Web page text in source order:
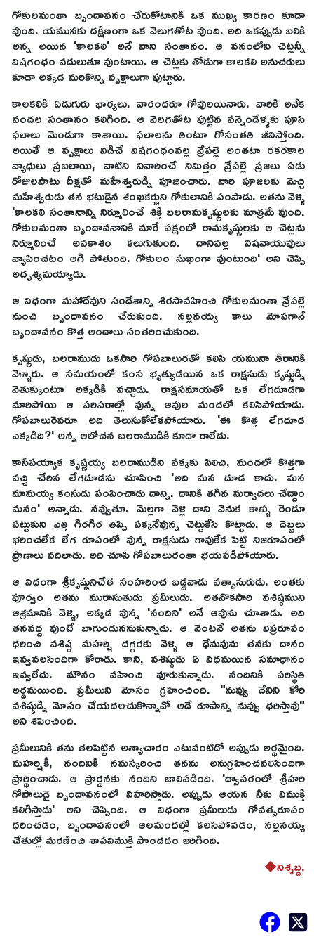
గోకులమంతా బృందావనం చేరుకోటానికి ఒక ముఖ్య కారణం కూడా
వుంది. యమునకు దక్షిణంగా ఒక వెలుగతోట వుంది. అది ఒకప్పుడు బలికి
అన్న అయిన 'కాలకలి' అనే వాని సంతానం. ఆ వనంలోని చెట్లన్నీ
విషగంధం వదులుతూ వుంటాయి. ఆ చెట్లకు తోడుగా కాలకలి అనుచరులు
కూడా అక్కడ మరికొన్ని వృక్షాలుగా పుట్టారు.
కాలకలికి ఏడుగురు భార్యలు. వారందరూ గోవులయినారు. వారికి అనేక
వందల సంతానం కలిగింది. ఆ వెలగతోట పుట్టిన పన్నెండేళ్ళకు పూసి
ఫలాలు మెండుగా కాశాయి. ఫలాలను తింటూ గోసంతతి జీవిస్తోంది.
అయితే ఆ వృక్షాలు విడిచే విషగంధంవల్ల వ్రేపల్లె అంతటా రకరకాల
వ్యాధులు ప్రబలాయి, వాటిని నివారించే నిమిత్తం వ్రేపల్లె ప్రజలు ఏడు
రోజులపాటు దీక్షతో మహేశ్వరుడ్ని పూజించారు. వారి పూజలకు మెచ్చి
మహేశ్వరుడు తన భటుడైన శంఖకర్ణుని గోకులానికి పంపాడు. అతను వెళ్ళి
'కాలకలి సంతానాన్ని నిర్మూలించే శక్తి బలరామకృష్ణులకు మాత్రమే వుంది.
గోకులమంతా బృందావనానికి మారే పక్షంలో రామకృష్ణులకు ఆ చెట్లను
నిర్మూలించే అవకాశం కలుగుతుంది. దానివల్ల విషవాయువులు
వ్యాపించటం ఆగి పోతుంది. గోకులం సుఖంగా వుంటుంది' అని చెప్పి
అదృశ్యమయ్యాడు.
ఆ విధంగా మహాదేవుని సందేశాన్ని శిరసావహించి గోకులమంతా వ్రేపల్లె
నుంచి బృందావనం చేరుకుంది. నల్లనయ్య కాలు మోపగానే
బృందావనం కొత్త అందాలు సంతరించుకుంది.
కృష్ణుడు, బలరాముడు ఒకసారి గోపబాలురతో కలిసి యమునా తీరానికి
వెళ్ళారు. ఆ సమయంలో కంస భృత్యుడయిన ఒక రాక్షసుడు కృష్ణుడ్ని
వెతుక్కుంటూ అక్కడికి వచ్చాడు. రాక్షసమాయతో ఒక లేగదూడగా
మారిపోయి ఆ పరిసరాల్లో వున్న ఆవుల మందలో కలిసిపోయాడు.
గోపబాలురెవరూ అది తెలుసుకోలేకపోయారు. 'ఈ కొత్త లేగదూడ
ఎక్కడిది?' అన్న ఆలోచన బలరాముడికి కూడా రాలేదు.
కాసేపయ్యాక కృష్ణయ్య బలరాముడిని పక్కకు పిలిచి, మందలో కొత్తగా
వచ్చి చేరిన లేగదూడను చూపించి 'అది మన దూడ కాదు. మన
మామయ్య కంసుడు పంపించాడు దాన్ని. దానికి తగిన మర్యాదలు చేద్దాం
మనం' అన్నాడు. నవ్వుతూ. మెల్లగా వెళ్లి దాని వెనుక కాళ్ళు రెండూ
పట్టుకుని ఎత్తి గిరగిర తిప్పి పక్కనేవున్న చెట్టుకేసి కొట్టాడు. ఆ దెబ్బలు
భరించలేక లేగ రూపంలో వున్న రాక్షసుడు గావుకేక పెట్టి నిజరూపంలో
ప్రాణాలు వదిలాడు. అది చూసి గోపబాలురంతా భయపడిపోయారు.
ఆ విధంగా శ్రీకృష్ణునిచేత సంహరించ బడ్డవాడు వత్సాసురుడు. అంతకు
పూర్వం అతను మురాసుతుడు ప్రమీలుడు. అతనొకసారి వశిష్ఠముని
ఆశ్రమానికి వెళ్ళి, అక్కడ వున్న 'నందిని' అనే ఆవును చూశాడు. అది
తనవద్ద వుంటే బాగుండుననుకున్నాడు. ఆ వెంటనే అతను విప్రరూపం
ధరించి వశిష్ఠ మహర్షి దగ్గరకు వెళ్ళి ఆ ధేనువును తనకు దానం
ఇవ్వవలసిందిగా కోరాడు. కాని, వశిష్ఠుడు ఏ విధమయిన సమాధానం
ఇవ్వలేదు. మౌనం వహించి వూరుకున్నాడు. నందినికి పరిస్థితి
అర్థమయింది. ప్రమీలుని మోసం గ్రహించింది. "నువ్వు దేనిని కోరి
వశిష్ఠుడ్ని మోసం చేయదలచుకొన్నావో అదే రూపాన్ని నువ్వు ధరిస్తావు"
అని శపించింది.
ప్రమీలునికి తను తలపెట్టిన అత్యాచారం ఎటువంటిదో అప్పుడు అర్థమైంది.
మహర్షికీ, నందినికి నమస్కరించి తనను అనుగ్రహించవలిసిందిగా
ప్రార్థించాడు. ఆ ప్రార్థనకు నందిని జాలిపడింది. 'ద్వాపరంలో శ్రీహరి
గోపాలుడై బృందావనంలో విహరిస్తాడు. అప్పుడు ఆయన నీకు విముక్తి
కలిగిస్తాడు' అని చెప్పింది. ఆ విధంగా ప్రమీలుడు గోవత్సరూపం
ధరించడం, బృందావనంలో ఆలమందల్లో కలసిపోవడం, నల్లనయ్య
చేతుల్లో మరణించి శాపవిముక్తి పొందడం జరిగింది.
◆నిశ్శబ్ద.